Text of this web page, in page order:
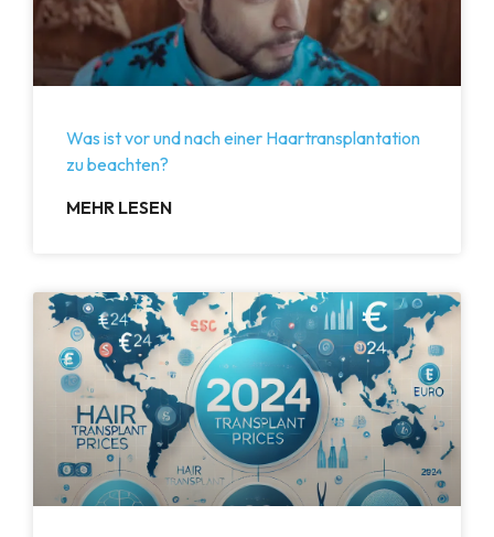
Was ist vor und nach einer Haartransplantation
zu beachten?
MEHR LESEN